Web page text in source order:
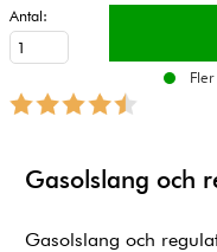
Antal:
Gasolslang och
Gasolslang och